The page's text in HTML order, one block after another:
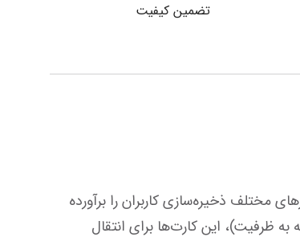
تضمین کیفیت